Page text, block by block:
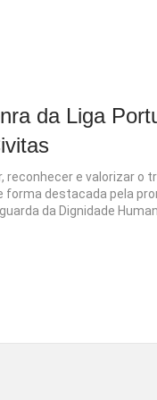
da Liga
e valorizar o
destacada pela
da Dignidade